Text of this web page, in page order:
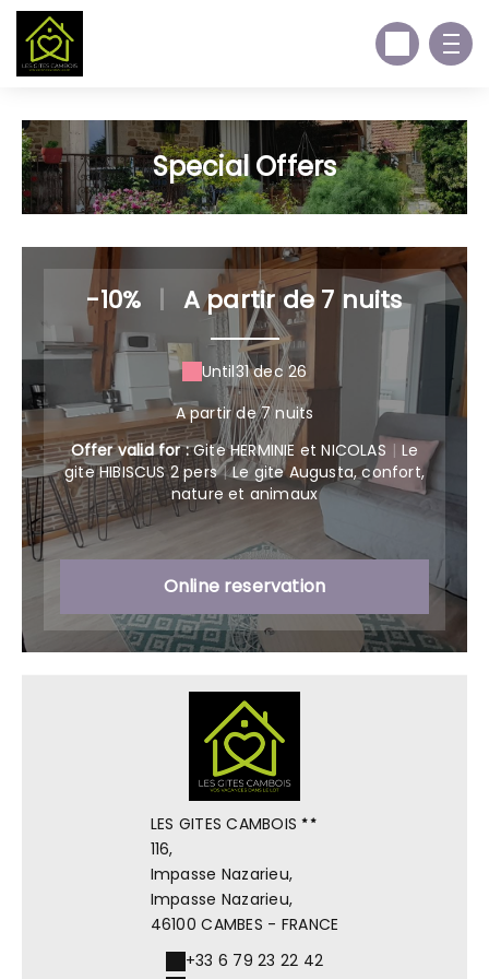
Special Offers
-10% | A partir de 7 nuits
Until31 dec 26
A partir de 7 nuits
Offer valid for :Gite HERMINIE et NICOLAS | Le
gite HIBISCUS 2 pers | Le gite Augusta, confort,
nature et animaux
Online reservation
LES GITES CAMBOIS
116,
Impasse Nazarieu,
Impasse Nazarieu,
46100 CAMBES - FRANCE
+33 6 79 23 22 42